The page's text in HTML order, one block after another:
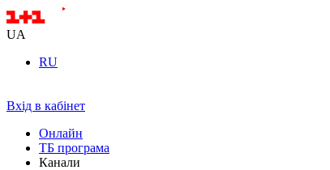
UA
RU
Вхід в кабінет
Онлайн
ТБ програма
Канали